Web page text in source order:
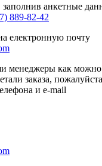
анкетные
889-82-42
електронную почту
менеджеры как можно
заказа,
и e-mail